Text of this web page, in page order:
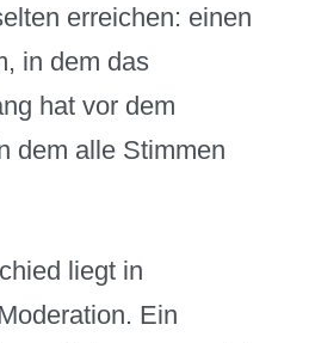
erreichen: einen
in dem das
hat vor dem
dem alle Stimmen
liegt in
Ein